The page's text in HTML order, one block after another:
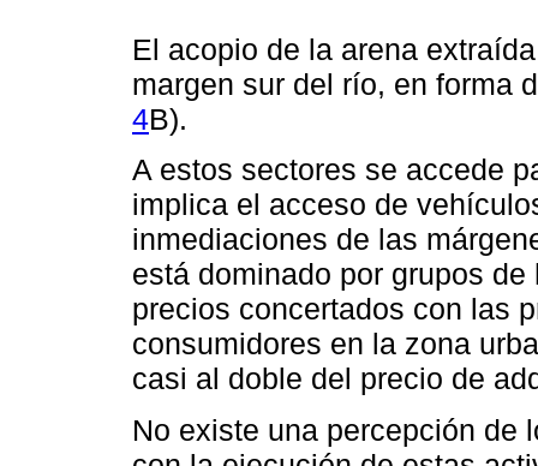
El acopio de la arena
margen sur del río, en forma
4B).
A estos sectores se accede
implica el acceso de
inmediaciones de las
está dominado por grupos
precios concertados con las
consumidores en la zona
casi al doble del precio de
No existe una percepción de